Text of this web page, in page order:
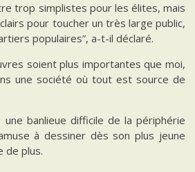
trop simplistes pour les élites, mais
pour toucher un très large public,
populaires”, a-t-il déclaré.
soient plus importantes que moi,
une société où tout est source de
banlieue difficile de la périphérie
à dessiner dès son plus jeune
de plus.